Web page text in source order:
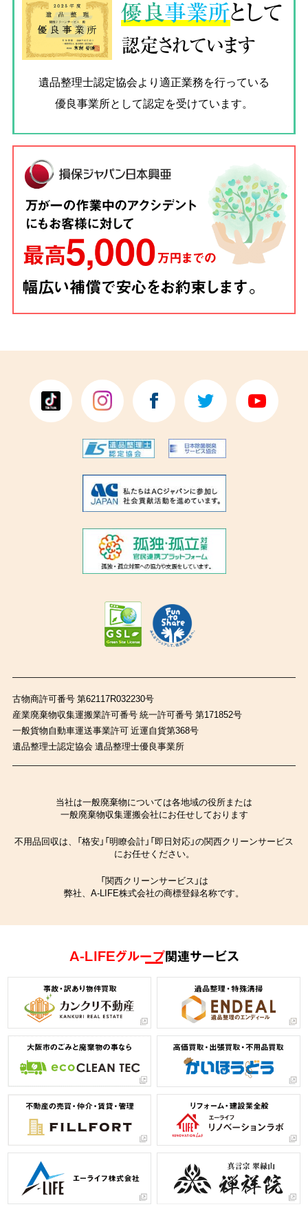
優良事業所として
認定されています
遺品整理士認定協会より適正業務を行っている
優良事業所として認定を受けています。
古物商許可番号 第62117R032230号
産業廃棄物収集運搬業許可番号 統一許可番号 第171852号
一般貨物自動車運送事業許可 近運自貨第368号
遺品整理士認定協会 遺品整理士優良事業所
当社は一般廃棄物については各地域の役所または
一般廃棄物収集運搬会社にお任せしております
不用品回収は、「格安」「明瞭会計」「即日対応」の関西クリーンサービス
にお任せください。
「関西クリーンサービス」は
弊社、A-LIFE株式会社の商標登録名称です。
A-LIFEグループ関連サービス